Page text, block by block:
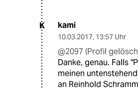
K kami
10.03.2017, 13:57 Uhr
@2097 (Profil
Danke, genau. Falls
meinen
an Reinhold